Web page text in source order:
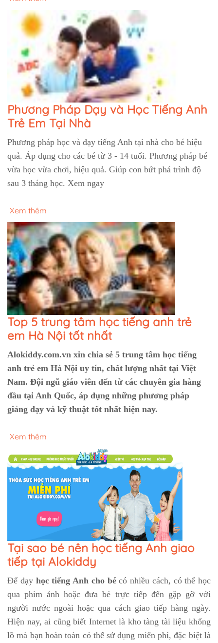
Phương Pháp Dạy và Học Tiếng Anh
Trẻ Em Tại Nhà
Phương pháp học và dạy tiếng Anh tại nhà cho bé hiệu
quả. Áp dụng cho các bé từ 3 - 14 tuổi. Phương pháp bé
vừa học vừa chơi, hiệu quả. Giúp con bứt phá trình độ
sau 3 tháng học. Xem ngay
Xem thêm
Top 5 trung tâm học tiếng anh trẻ
em Hà Nội tốt nhất
Alokiddy.com.vn xin chia sẻ 5 trung tâm học tiếng
anh trẻ em Hà Nội uy tín, chất lượng nhất tại Việt
Nam. Đội ngũ giáo viên đến từ các chuyên gia hàng
đầu tại Anh Quốc, áp dụng những phương pháp
giảng dạy và kỹ thuật tốt nhất hiện nay.
Xem thêm
Tại sao bé nên học tiếng Anh giao
tiếp tại Alokiddy
Để dạy học tiếng Anh cho bécó nhiều cách, có thể học
qua phim ảnh hoặc đưa bé trực tiếp đến gặp gỡ với
người nước ngoài hoặc qua cách giao tiếp hàng ngày.
Hiện nay, ai cũng biết Internet là kho tàng tài liệu khổng
lồ mà bạn hoàn toàn có thể sử dụng miến phí, đặc biệt là